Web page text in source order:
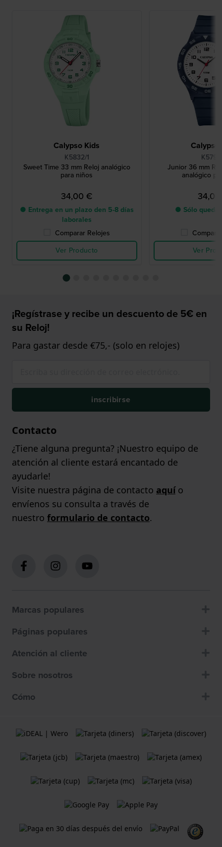
Calypso Kids
K5832/1
Sweet Time 33 mm Reloj analógico
para niños
34,00 €
● Entrega en un plazo den 5-8 días
laborales
Comparar Relojes
Ver Producto
Calypso
Junior 36 mm
analógico
● Sólo queda
Ver
¡Regístrase y recibe un descuento de 5€ en
su Reloj!
Para gastar desde €75,- (solo en relojes)
inscribirse
Contacto
¿Tiene alguna pregunta? ¡Nuestro equipo de
atención al cliente estará encantado de
ayudarle!
Visite nuestra página de contacto aquío
envíenos su consulta a través de
nuestro formulario de contacto.
Marcas populares
Páginas populares
Atención al cliente
Sobre nosotros
Cómo